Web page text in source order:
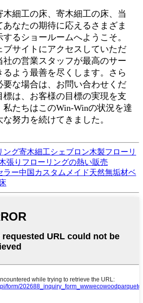
細工の床、寄木細工の床、当
なたの期待に応えるさまざま
るショールームへようこそ。
ブサイトにアクセスしていただ
社の営業スタッフが最高のサー
るよう最善を尽くします。さら
要な場合は、お問い合わせくだ
標は、お客様の目標の実現を支
たちはこのWin-Winの状況を達
努力を続けてきました。
ング寄木細工シェブロン木製フローリ
張りフローリングの熱い販売
ラー中国カスタムメイド天然無垢材ベ